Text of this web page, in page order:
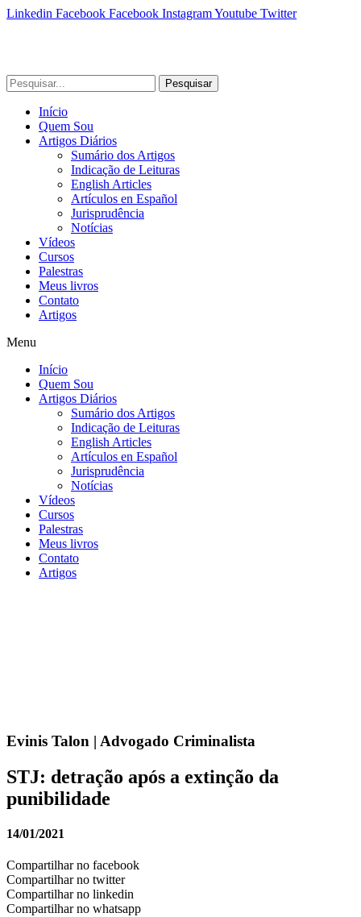
Linkedin Facebook Facebook InstagramYoutube Twitter
Pesquisar
Início
Quem Sou
Artigos Diários
Sumário dos Artigos
Indicação de Leituras
English Articles
Artículos en Español
Jurisprudência
Notícias
Vídeos
Cursos
Palestras
Meus livros
Contato
Artigos
Menu
Início
Quem Sou
Artigos Diários
Sumário dos Artigos
Indicação de Leituras
English Articles
Artículos en Español
Jurisprudência
Notícias
Vídeos
Cursos
Palestras
Meus livros
Contato
Artigos
Evinis Talon | Advogado Criminalista
STJ: detração após a extinção da
punibilidade
14/01/2021
Compartilhar no facebook
Compartilhar no twitter
Compartilhar no linkedin
Compartilhar no whatsapp